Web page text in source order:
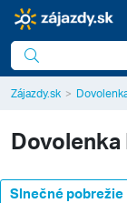
Zájazdy.sk
Dovolenka
Slnečné pobrežie